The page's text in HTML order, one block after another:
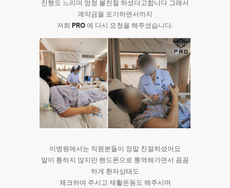
진행도 느리며 엄청 불친절 하셨다고합니다 그래서
계약금을 포기하면서까지
저희 PRO에 다시 요청을 해주셨습니다.
이병원에서는 직원분들이 정말 친절하셨어요
말이 통하지 않지만 핸드폰으로 통역해가면서 꼼꼼
하게 환자상태도
체크하여 주시고 재활운동도 해주시며